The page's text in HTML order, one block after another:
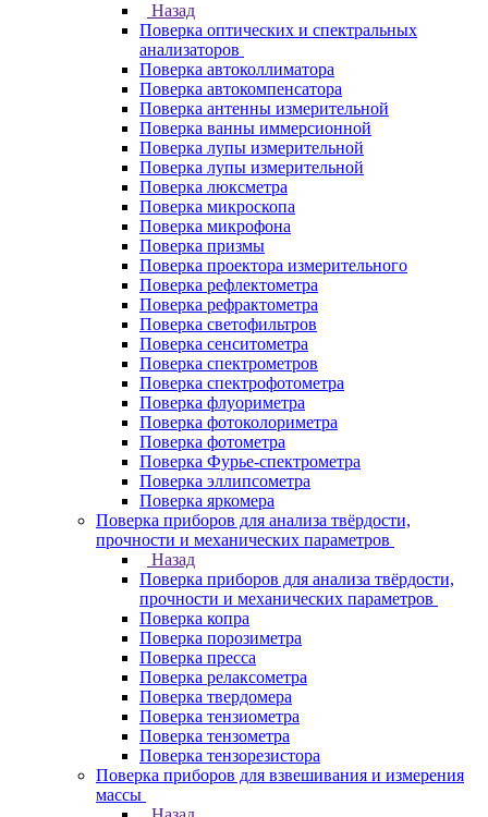
Назад
Поверка оптических и спектральных
анализаторов
Поверка автоколлиматора
Поверка автокомпенсатора
Поверка антенны измерительной
Поверка ванны иммерсионной
Поверка лупы измерительной
Поверка лупы измерительной
Поверка люксметра
Поверка микроскопа
Поверка микрофона
Поверка призмы
Поверка проектора измерительного
Поверка рефлектометра
Поверка рефрактометра
Поверка светофильтров
Поверка сенситометра
Поверка спектрометров
Поверка спектрофотометра
Поверка флуориметра
Поверка фотоколориметра
Поверка фотометра
Поверка Фурье-спектрометра
Поверка эллипсометра
Поверка яркомера
Поверка приборов для анализа твёрдости,
прочности и механических параметров
Назад
Поверка приборов для анализа твёрдости,
прочности и механических параметров
Поверка копра
Поверка порозиметра
Поверка пресса
Поверка релаксометра
Поверка твердомера
Поверка тензиометра
Поверка тензометра
Поверка тензорезистора
Поверка приборов для взвешивания и измерения
массы